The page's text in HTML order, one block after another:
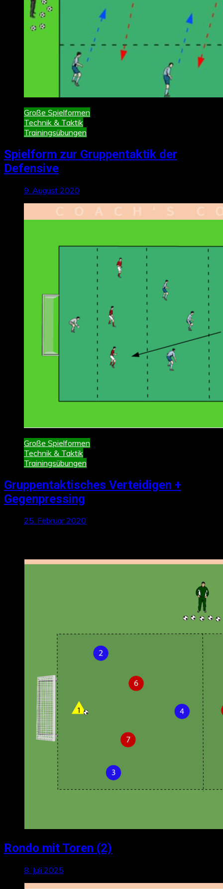
Große Spielformen
Technik & Taktik
Trainingsübungen
Spielform zur Gruppentaktik der
Defensive
9. August 2020
Große Spielformen
Technik & Taktik
Trainingsübungen
Gruppentaktisches Verteidigen +
Gegenpressing
25. Februar 2020
Rondo mit Toren (2)
8. Juli 2025